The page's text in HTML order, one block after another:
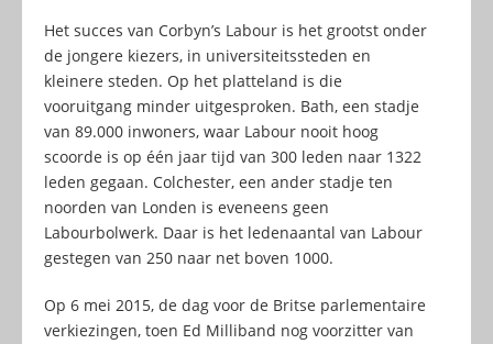
Het succes van Corbyn’s Labour is het grootst onder
de jongere kiezers, in universiteitssteden en
kleinere steden. Op het platteland is die
vooruitgang minder uitgesproken. Bath, een stadje
van 89.000 inwoners, waar Labour nooit hoog
scoorde is op één jaar tijd van 300 leden naar 1322
leden gegaan. Colchester, een ander stadje ten
noorden van Londen is eveneens geen
Labourbolwerk. Daar is het ledenaantal van Labour
gestegen van 250 naar net boven 1000.
Op 6 mei 2015, de dag voor de Britse parlementaire
verkiezingen, toen Ed Milliband nog voorzitter van